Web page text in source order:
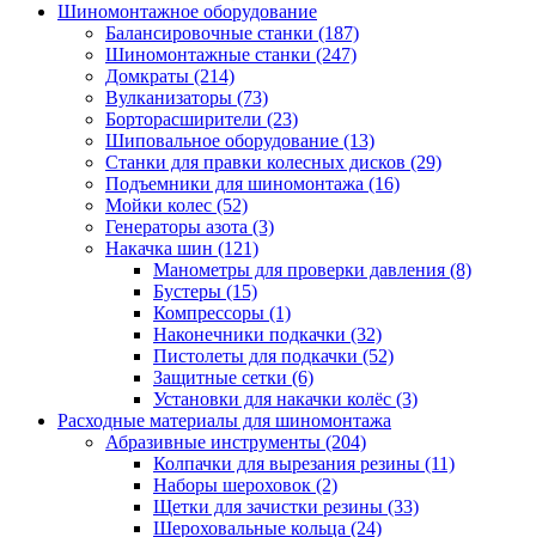
Шиномонтажное оборудование
Балансировочные станки (187)
Шиномонтажные станки (247)
Домкраты (214)
Вулканизаторы (73)
Борторасширители (23)
Шиповальное оборудование (13)
Станки для правки колесных дисков (29)
Подъемники для шиномонтажа (16)
Мойки колес (52)
Генераторы азота (3)
Накачка шин (121)
Манометры для проверки давления (8)
Бустеры (15)
Компрессоры (1)
Наконечники подкачки (32)
Пистолеты для подкачки (52)
Защитные сетки (6)
Установки для накачки колёс (3)
Расходные материалы для шиномонтажа
Абразивные инструменты (204)
Колпачки для вырезания резины (11)
Наборы шероховок (2)
Щетки для зачистки резины (33)
Шероховальные кольца (24)